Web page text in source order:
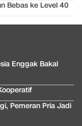
Bebas ke Level 40
Enggak Bakal
Pemeran Pria Jadi